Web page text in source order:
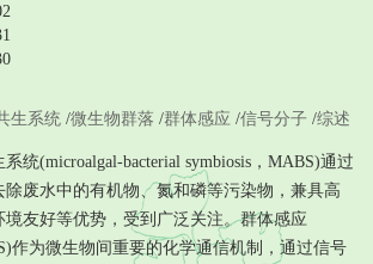
生系统 /微生物群落 /群体感应 /信号分子 /综述
统(microalgal-bacterial symbiosis，MABS)通过
废水中的有机物、氮和磷等污染物，兼具高
友好等优势，受到广泛关注。群体感应
作为微生物间重要的化学通信机制，通过信号